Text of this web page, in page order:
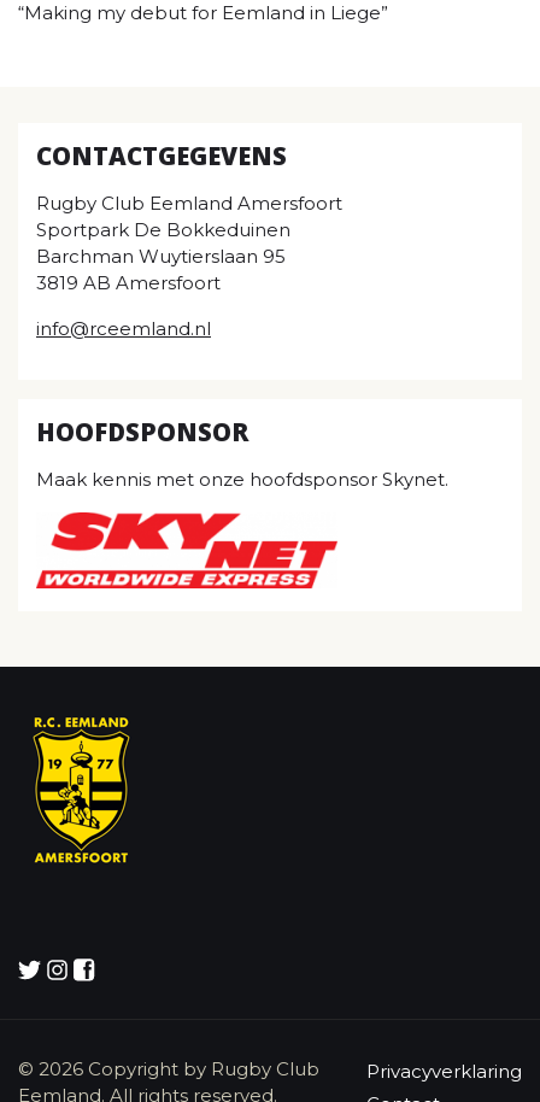
“Making my debut for Eemland in Liege”
CONTACTGEGEVENS
Rugby Club Eemland Amersfoort
Sportpark De Bokkeduinen
Barchman Wuytierslaan 95
3819 AB Amersfoort
info@rceemland.nl
HOOFDSPONSOR
Maak kennis met onze hoofdsponsor Skynet.
© 2026 Copyright by Rugby Club
Eemland. All rights reserved.
Privacyverklaring